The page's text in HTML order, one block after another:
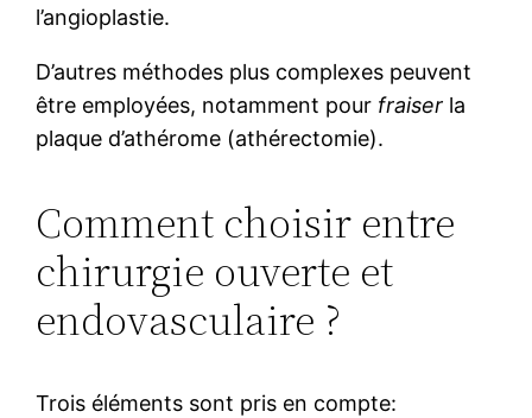
l’angioplastie.
D’autres méthodes plus complexes peuvent
être employées, notamment pour fraiser la
plaque d’athérome (athérectomie).
Comment choisir entre
chirurgie ouverte et
endovasculaire ?
Trois éléments sont pris en compte: